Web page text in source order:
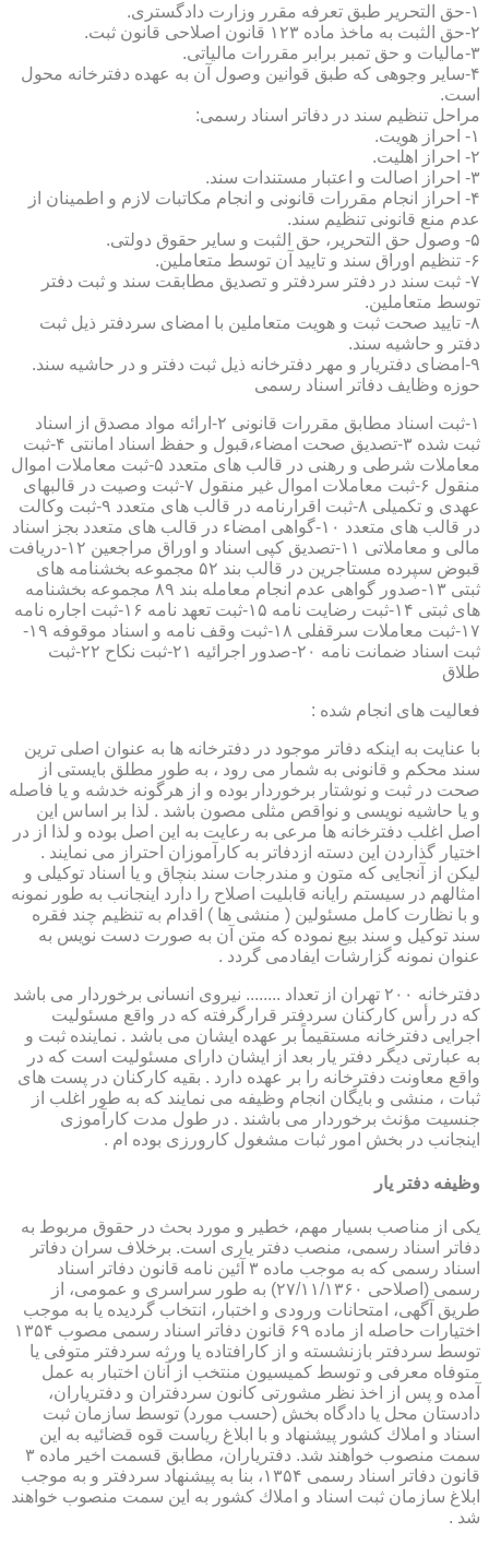
۱-حق التحریر طبق تعرفه مقرر وزارت دادگستری.
۲-حق الثبت به ماخذ ماده ۱۲۳ قانون اصلاحی قانون ثبت.
۳-مالیات و حق تمبر برابر مقررات مالیاتی.
۴-سایر وجوهی که طبق قوانین وصول آن به عهده دفترخانه محول
است.
مراحل تنظیم سند در دفاتر اسناد رسمی:
۱- احراز هویت.
۲- احراز اهلیت.
۳- احراز اصالت و اعتبار مستندات سند.
۴- احراز انجام مقررات قانونی و انجام مکاتبات لازم و اطمینان از
عدم منع قانونی تنظیم سند.
۵- وصول حق التحریر، حق الثبت و سایر حقوق دولتی.
۶- تنظیم اوراق سند و تایید آن توسط متعاملین.
۷- ثبت سند در دفتر سردفتر و تصدیق مطابقت سند و ثبت دفتر
توسط متعاملین.
۸- تایید صحت ثبت و هویت متعاملین با امضای سردفتر ذیل ثبت
دفتر و حاشیه سند.
۹-امضای دفتریار و مهر دفترخانه ذیل ثبت دفتر و در حاشیه سند.
حوزه وظایف دفاتر اسناد رسمی
۱-ثبت اسناد مطابق مقررات قانونی ۲-ارائه مواد مصدق از اسناد
ثبت شده ۳-تصدیق صحت امضاء،قبول و حفظ اسناد امانتی ۴-ثبت
معاملات شرطی و رهنی در قالب های متعدد ۵-ثبت معاملات اموال
منقول ۶-ثبت معاملات اموال غیر منقول ۷-ثبت وصیت در قالبهای
عهدی و تکمیلی ۸-ثبت اقرارنامه در قالب های متعدد ۹-ثبت وکالت
در قالب های متعدد ۱۰-گواهی امضاء در قالب های متعدد بجز اسناد
مالی و معاملاتی ۱۱-تصدیق کپی اسناد و اوراق مراجعین ۱۲-دریافت
قبوض سپرده مستاجرین در قالب بند ۵۲ مجموعه بخشنامه های
ثبتی ۱۳-صدور گواهی عدم انجام معامله بند ۸۹ مجموعه بخشنامه
های ثبتی ۱۴-ثبت رضایت نامه ۱۵-ثبت تعهد نامه ۱۶-ثبت اجاره نامه
۱۷-ثبت معاملات سرقفلی ۱۸-ثبت وقف نامه و اسناد موقوفه ۱۹-
ثبت اسناد ضمانت نامه ۲۰-صدور اجرائیه ۲۱-ثبت نکاح ۲۲-ثبت
طلاق
فعالیت های انجام شده :
با عنایت به اینکه دفاتر موجود در دفترخانه ها به عنوان اصلی ترین
سند محکم و قانونی به شمار می رود ، به طور مطلق بایستی از
صحت در ثبت و نوشتار برخوردار بوده و از هرگونه خدشه و یا فاصله
و یا حاشیه نویسی و نواقص مثلی مصون باشد . لذا بر اساس این
اصل اغلب دفترخانه ها مرعی به رعایت به این اصل بوده و لذا از در
اختیار گذاردن این دسته ازدفاتر به کارآموزان احتراز می نمایند .
لیکن از آنجایی که متون و مندرجات سند بنچاق و یا اسناد توکیلی و
امثالهم در سیستم رایانه قابلیت اصلاح را دارد اینجانب به طور نمونه
و با نظارت کامل مسئولین ( منشی ها ) اقدام به تنظیم چند فقره
سند توکیل و سند بیع نموده که متن آن به صورت دست نویس به
عنوان نمونه گزارشات ایفادمی گردد .
دفترخانه ۲۰۰ تهران از تعداد ........ نیروی انسانی برخوردار می باشد
که در رأس کارکنان سردفتر قرارگرفته که در واقع مسئولیت
اجرایی دفترخانه مستقیماً بر عهده ایشان می باشد . نماینده ثبت و
به عبارتی دیگر دفتر یار بعد از ایشان دارای مسئولیت است که در
واقع معاونت دفترخانه را بر عهده دارد . بقیه کارکنان در پست های
ثبات ، منشی و بایگان انجام وظیفه می نمایند که به طور اغلب از
جنسیت مؤنث برخوردار می باشند . در طول مدت کارآموزی
اینجانب در بخش امور ثبات مشغول کارورزی بوده ام .
وظیفه دفتر یار
یكی از مناصب بسیار مهم، خطیر و مورد بحث در حقوق مربوط به
دفاتر اسناد رسمی، منصب دفتر یاری است. برخلاف سران دفاتر
اسناد رسمی كه به موجب ماده ۳ آئین نامه قانون دفاتر اسناد
رسمی (اصلاحی ۲۷/۱۱/۱۳۶۰) به طور سراسری و عمومی، از
طریق آگهی، امتحانات ورودی و اختبار، انتخاب گردیده یا به موجب
اختیارات حاصله از ماده ۶۹ قانون دفاتر اسناد رسمی مصوب ۱۳۵۴
توسط سردفتر بازنشسته و از كارافتاده یا ورثه سردفتر متوفی یا
متوفاه معرفی و توسط كمیسیون منتخب از آنان اختبار به عمل
آمده و پس از اخذ نظر مشورتی كانون سردفتران و دفتریاران،
دادستان محل یا دادگاه بخش (حسب مورد) توسط سازمان ثبت
اسناد و املاك كشور پیشنهاد و با ابلاغ ریاست قوه قضائیه به این
سمت منصوب خواهند شد. دفتریاران، مطابق قسمت اخیر ماده ۳
قانون دفاتر اسناد رسمی ۱۳۵۴، بنا به پیشنهاد سردفتر و به موجب
ابلاغ سازمان ثبت اسناد و املاك كشور به این سمت منصوب خواهند
شد .